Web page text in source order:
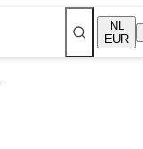
NL
EUR